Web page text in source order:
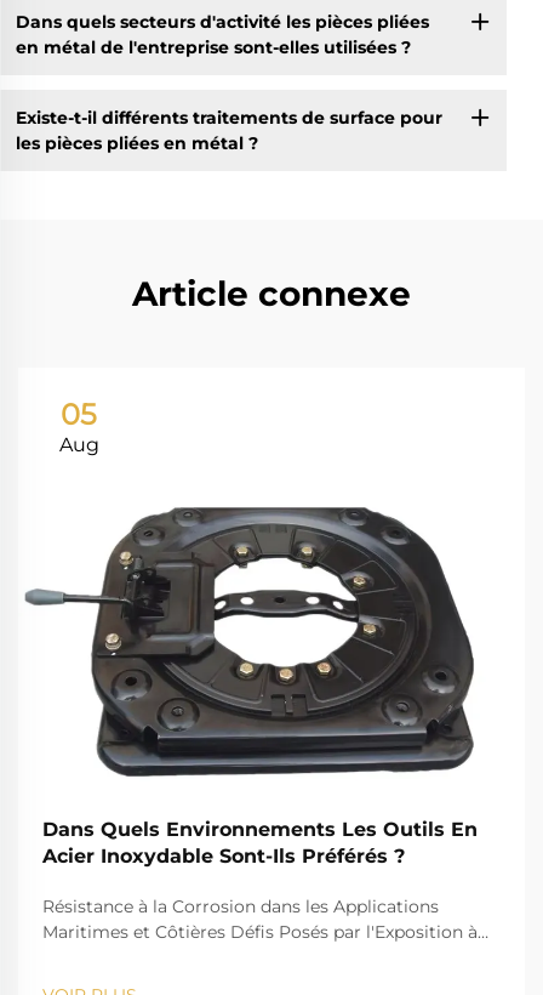
Dans quels secteurs d'activité les pièces pliées
en métal de l'entreprise sont-elles utilisées ?
Existe-t-il différents traitements de surface pour
les pièces pliées en métal ?
Article connexe
05
Aug
Dans Quels Environnements Les Outils En
Acier Inoxydable Sont-Ils Préférés ?
Résistance à la Corrosion dans les Applications
Maritimes et Côtières Défis Posés par l'Exposition à